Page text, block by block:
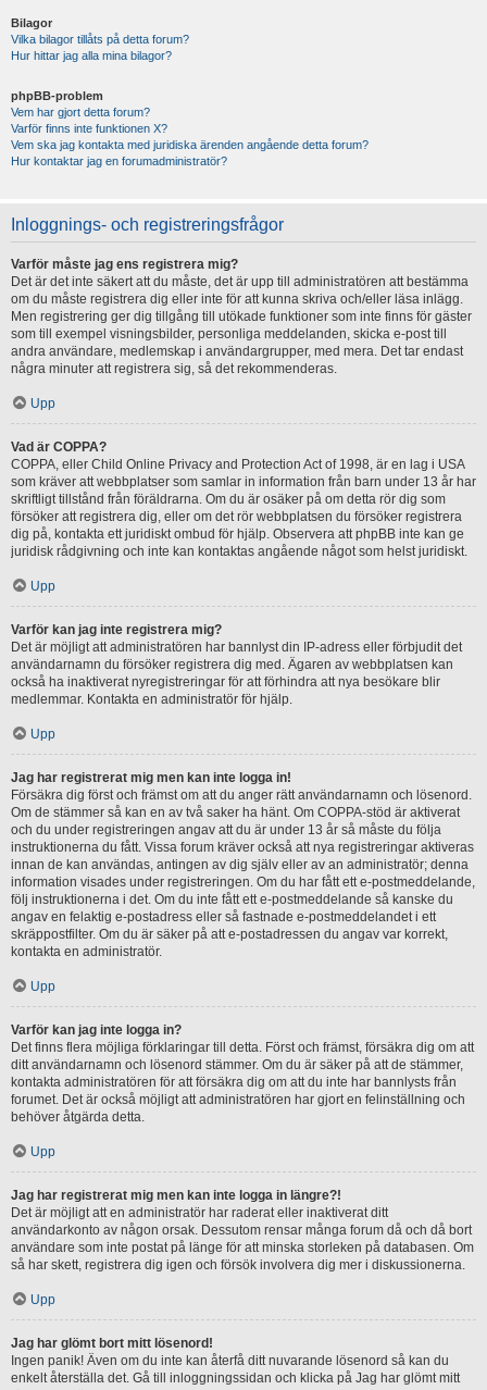
Bilagor
Vilka bilagor tillåts på detta forum?
Hur hittar jag alla mina bilagor?
phpBB-problem
Vem har gjort detta forum?
Varför finns inte funktionen X?
Vem ska jag kontakta med juridiska ärenden angående detta forum?
Hur kontaktar jag en forumadministratör?
Inloggnings- och registreringsfrågor
Varför måste jag ens registrera mig?
Det är det inte säkert att du måste, det är upp till administratören att bestämma
om du måste registrera dig eller inte för att kunna skriva och/eller läsa inlägg.
Men registrering ger dig tillgång till utökade funktioner som inte finns för gäster
som till exempel visningsbilder, personliga meddelanden, skicka e-post till
andra användare, medlemskap i användargrupper, med mera. Det tar endast
några minuter att registrera sig, så det rekommenderas.
Upp
Vad är COPPA?
COPPA, eller Child Online Privacy and Protection Act of 1998, är en lag i USA
som kräver att webbplatser som samlar in information från barn under 13 år har
skriftligt tillstånd från föräldrarna. Om du är osäker på om detta rör dig som
försöker att registrera dig, eller om det rör webbplatsen du försöker registrera
dig på, kontakta ett juridiskt ombud för hjälp. Observera att phpBB inte kan ge
juridisk rådgivning och inte kan kontaktas angående något som helst juridiskt.
Upp
Varför kan jag inte registrera mig?
Det är möjligt att administratören har bannlyst din IP-adress eller förbjudit det
användarnamn du försöker registrera dig med. Ägaren av webbplatsen kan
också ha inaktiverat nyregistreringar för att förhindra att nya besökare blir
medlemmar. Kontakta en administratör för hjälp.
Upp
Jag har registrerat mig men kan inte logga in!
Försäkra dig först och främst om att du anger rätt användarnamn och lösenord.
Om de stämmer så kan en av två saker ha hänt. Om COPPA-stöd är aktiverat
och du under registreringen angav att du är under 13 år så måste du följa
instruktionerna du fått. Vissa forum kräver också att nya registreringar aktiveras
innan de kan användas, antingen av dig själv eller av an administratör; denna
information visades under registreringen. Om du har fått ett e-postmeddelande,
följ instruktionerna i det. Om du inte fått ett e-postmeddelande så kanske du
angav en felaktig e-postadress eller så fastnade e-postmeddelandet i ett
skräppostfilter. Om du är säker på att e-postadressen du angav var korrekt,
kontakta en administratör.
Upp
Varför kan jag inte logga in?
Det finns flera möjliga förklaringar till detta. Först och främst, försäkra dig om att
ditt användarnamn och lösenord stämmer. Om du är säker på att de stämmer,
kontakta administratören för att försäkra dig om att du inte har bannlysts från
forumet. Det är också möjligt att administratören har gjort en felinställning och
behöver åtgärda detta.
Upp
Jag har registrerat mig men kan inte logga in längre?!
Det är möjligt att en administratör har raderat eller inaktiverat ditt
användarkonto av någon orsak. Dessutom rensar många forum då och då bort
användare som inte postat på länge för att minska storleken på databasen. Om
så har skett, registrera dig igen och försök involvera dig mer i diskussionerna.
Upp
Jag har glömt bort mitt lösenord!
Ingen panik! Även om du inte kan återfå ditt nuvarande lösenord så kan du
enkelt återställa det. Gå till inloggningssidan och klicka på Jag har glömt mitt